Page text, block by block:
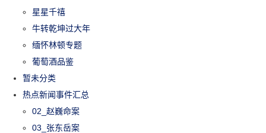
星星千禧
牛转乾坤过大年
缅怀林顿专题
葡萄酒品鉴
暂未分类
热点新闻事件汇总
02_赵巍命案
03_张东岳案